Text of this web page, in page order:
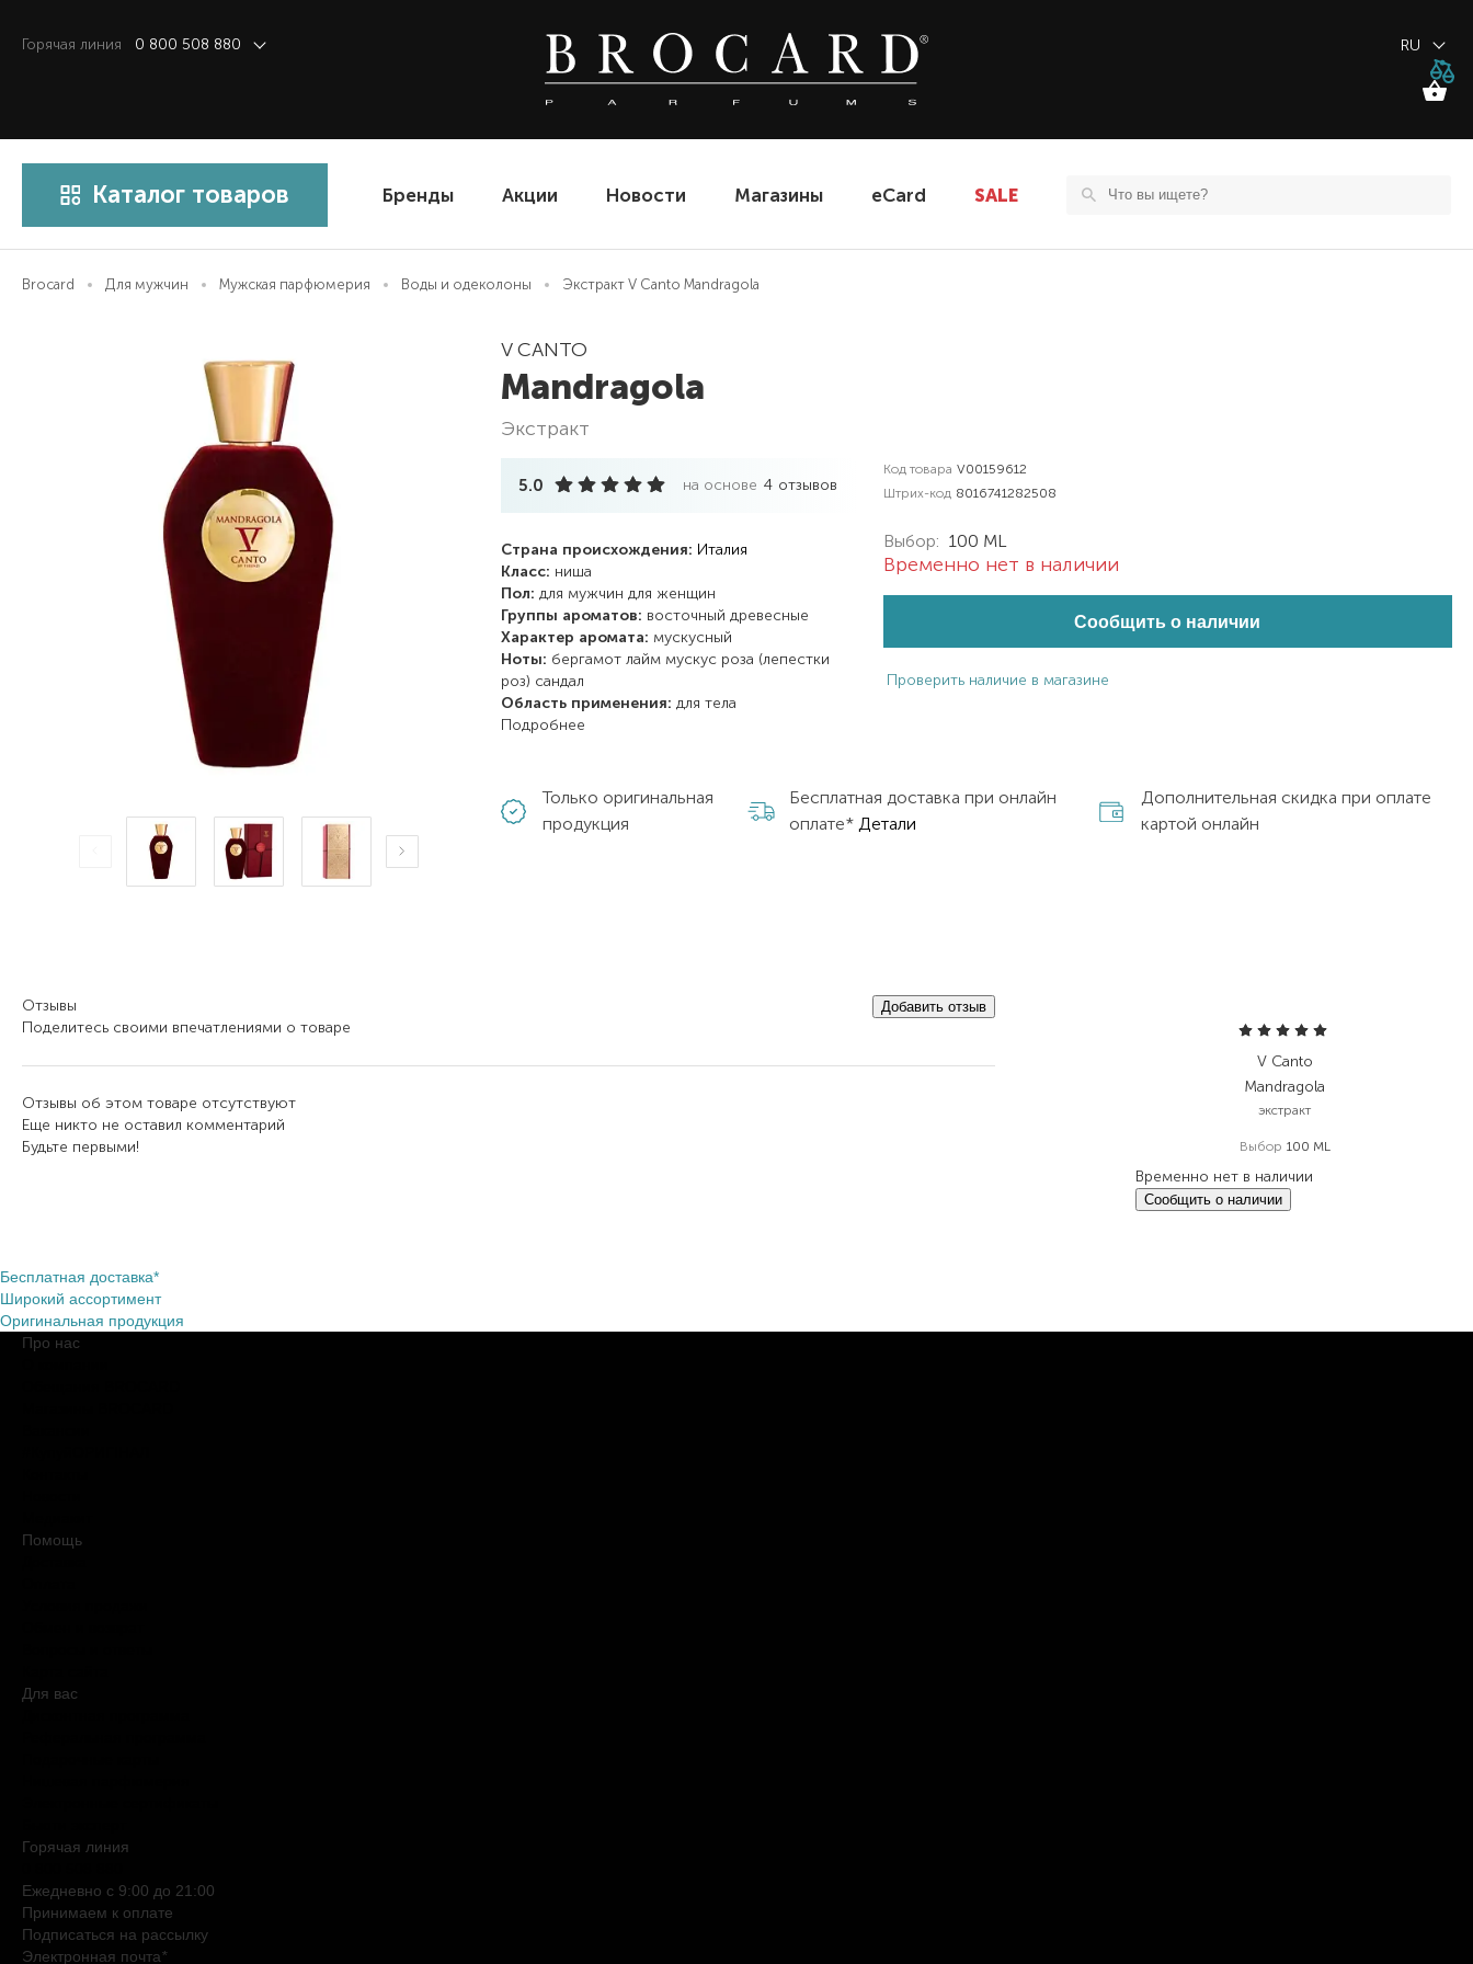
Горячая линия 0 800 508 880 RU
Каталог товаров Бренды Акции Новости Магазины eCard SALE
Brocard Для мужчин Мужская парфюмерия Воды и одеколоны Экстракт V Canto Mandragola
V CANTO
Mandragola
экстракт
5.0 на основе 4 отзывов
Страна происхождения: Италия
Класс: ниша
Пол: для мужчиндля женщин
Группы ароматов: восточныйдревесные
Характер аромата: мускусный
Ноты: бергамотлайм мускус роза (лепестки
роз) сандал
Область применения: для тела
Подробнее
Код товара V00159612
Штрих-код 8016741282508
Выбор: 100 ML
Временно нет в наличии
Сообщить о наличии
Проверить наличие в магазине
Только оригинальная
продукция
Бесплатная доставка при онлайн
оплате* Детали
Дополнительная скидка при оплате
картой онлайн
Отзывы
Поделитесь своими впечатлениями о товаре
Добавить отзыв
Отзывы об этом товаре отсутствуют
Еще никто не оставил комментарий
Будьте первыми!
V Canto
Mandragola
экстракт
Выбор 100 ML
Временно нет в наличии
Сообщить о наличии
Бесплатная доставка*
Широкий ассортимент
Оригинальная продукция
Про нас
Помощь
Для вас
Горячая линия
Ежедневно c 9:00 до 21:00
Принимаем к оплате
Подписаться на рассылку
Электронная почта*